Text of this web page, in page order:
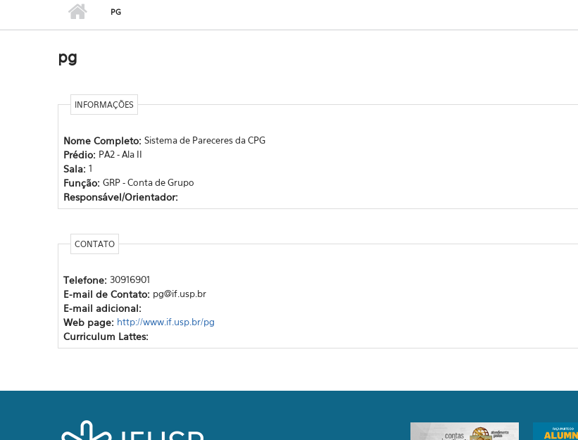
PG
pg
INFORMAÇÕES
Nome Completo: Sistema de Pareceres da CPG
Prédio: PA2 - Ala II
Sala: 1
Função: GRP - Conta de Grupo
Responsável/Orientador:
CONTATO
Telefone: 30916901
E-mail de Contato: pg@if.usp.br
E-mail adicional:
Web page: http://www.if.usp.br/pg
Curriculum Lattes: